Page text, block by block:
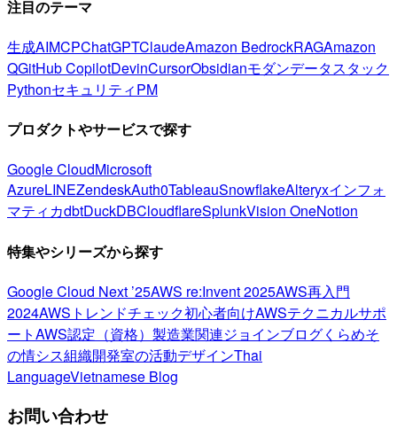
注目のテーマ
生成AIMCPChatGPTClaudeAmazon BedrockRAGAmazon
QGitHub CopilotDevinCursorObsidianモダンデータスタック
PythonセキュリティPM
プロダクトやサービスで探す
Google CloudMicrosoft
AzureLINEZendeskAuth0TableauSnowflakeAlteryxインフォ
マティカdbtDuckDBCloudflareSplunkVision OneNotion
特集やシリーズから探す
Google Cloud Next ’25AWS re:Invent 2025AWS再入門
2024AWSトレンドチェック初心者向けAWSテクニカルサポ
ートAWS認定（資格） 製造業関連ジョインブログくらめそ
の情シス組織開発室の活動デザインThai
LanguageVietnamese Blog
お問い合わせ